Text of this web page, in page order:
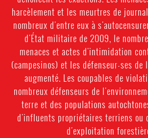
harcèlement et les meurtres de
nombreux d'entre eux à
d'État militaire de 2009, le
menaces et actes d'intimidation
(campesinos) et les défenseur-ses de
augmenté. Les coupables de
nombreux défenseurs de
terre et des populations
d'influents propriétaires terriens ou
d'exploitation